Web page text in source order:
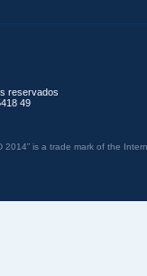
reservados
49
2014” is a trade mark of the